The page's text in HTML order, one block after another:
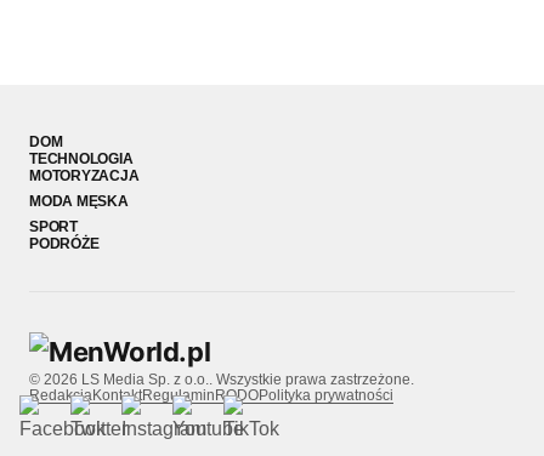
DOM
TECHNOLOGIA
MOTORYZACJA
MODA MĘSKA
SPORT
PODRÓŻE
© 2026 LS Media Sp. z o.o.. Wszystkie prawa zastrzeżone.
RedakcjaKontaktRegulamin RODOPolityka prywatności